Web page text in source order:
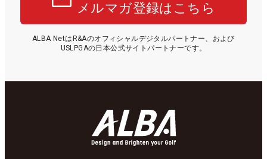
メルマガ登録はこちら
ALBA NetはR&Aのオフィシャルデジタルパートナー、および
USLPGAの日本公式サイトパートナーです。